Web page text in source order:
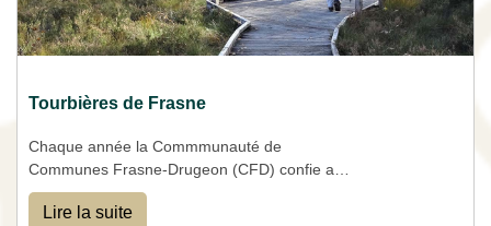
Tourbières de Frasne
Chaque année la Commmunauté de
Communes Frasne-Drugeon (CFD) confie au
CPIE l'organisation des visites sur les
tourbières de Frasne
Lire la suite